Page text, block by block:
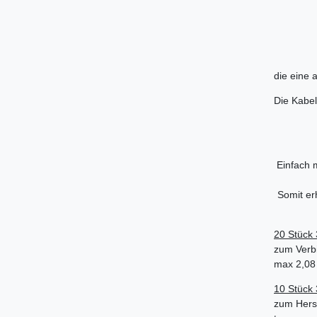
die eine
Die
Einfach
Somit
20 Stück
zum
max
10 Stück
zum